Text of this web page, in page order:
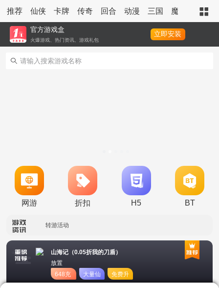
推荐 仙侠 卡牌 传奇 回合 动漫 三国 魔幻 策略
官方游戏盒
火爆游戏、热门资讯、游戏礼包
立即安装
网游 折扣 H5 BT
单日大额福利
转游活动
冠名活动
山海记（0.05折我的刀盾）
放置
648充
值卡
大量仙
玉
免费升
星